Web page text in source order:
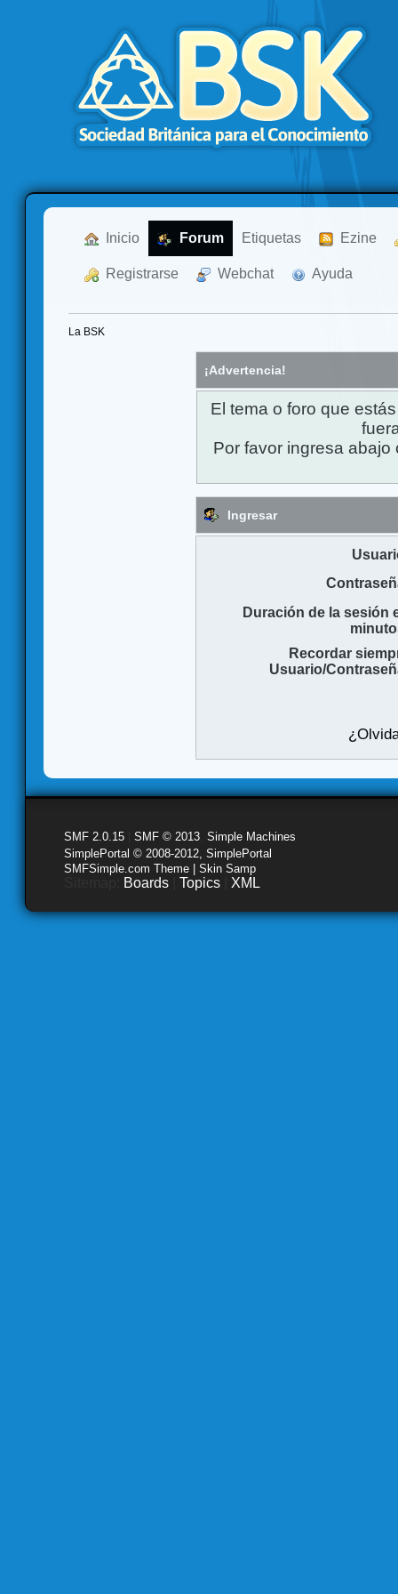
Inicio Forum Etiquetas Ezine
Registrarse Webchat Ayuda
La BSK
¡Advertencia!
El tema o foro que
Por favor ingresa
Ingresar
Duración de la sesión
Recordar
Usuario/
SMF 2.0.15 SMF © 2013 Simple Machines
SimplePortal © 2008-2012, SimplePortal
SMFSimple.com Theme | Skin Samp
Boards Topics XML